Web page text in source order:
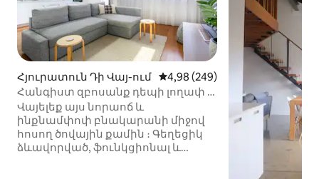
Հյուրատուն Դի Վայ-ում Միջին վարկանիշը՝ 5-ից
4,98 (249)
Հանգիստ զբոսանք դեպի լողափ և
սրճարաններ Հյուսիսային
երեսապատման բնակարանից
Վայելեք այս նորաոճ և
ինքնամփոփ բնակարանի միջով
հոսող ծովային քամին ։ Գեղեցիկ
ձևավորված, ֆունկցիոնալ և